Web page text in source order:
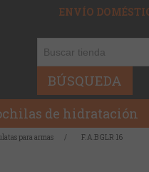
ENVÍO
BÚSQUEDA
de hidratación
para armas / F.A.B GLR 16